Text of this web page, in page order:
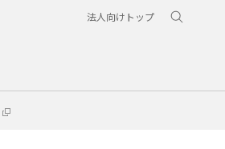
法人向けトップ